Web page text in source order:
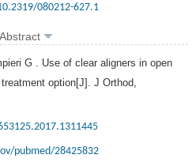
080212-627.1
Abstract
G . Use of clear aligners in open
option[J]. J Orthod
pubmed/28425832